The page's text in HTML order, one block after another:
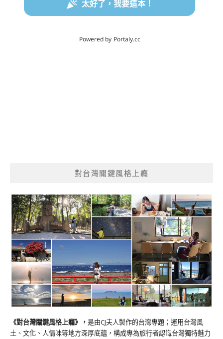
對台灣關鍵風格上癮
《對台灣關鍵風格上癮》 ， 是由CJ夫人製作的台灣專題；運用台灣風
土、文化、人情味等地方深厚底蘊，構成專為旅行者認識台灣獨特魅力